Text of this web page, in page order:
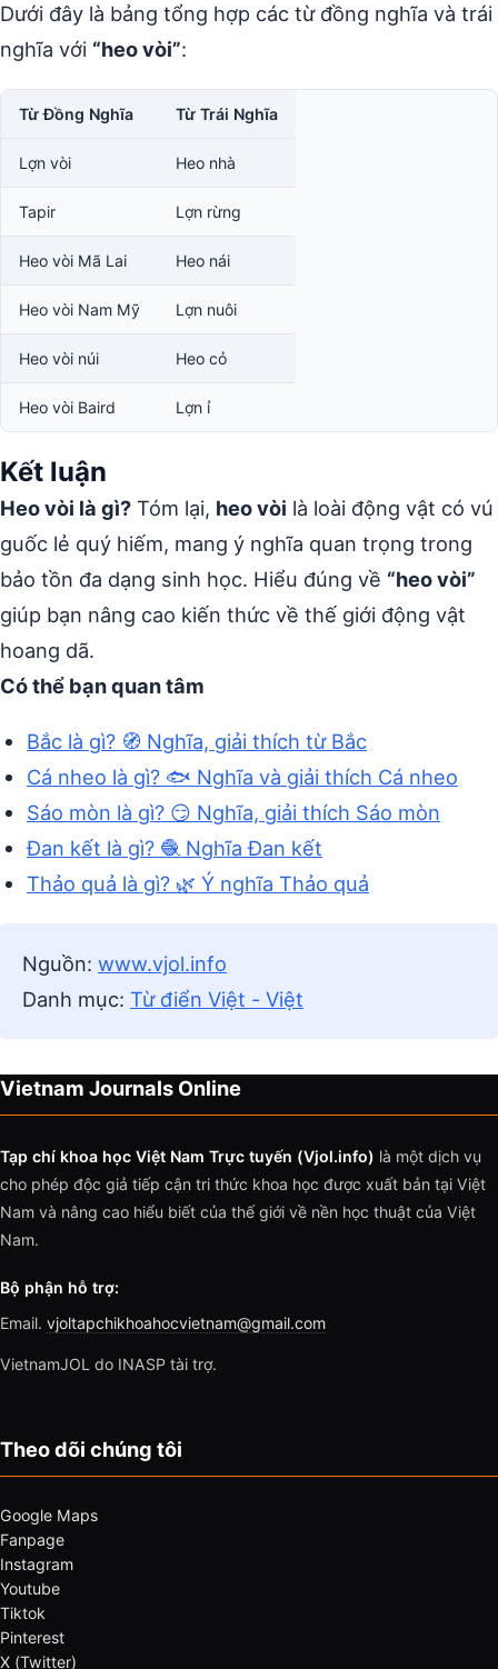
Dưới đây là bảng tổng hợp các từ đồng nghĩa và trái
nghĩa với “heo vòi”:
Từ Đồng Nghĩa Từ Trái Nghĩa
Lợn vòi Heo nhà
Tapir Lợn rừng
Heo vòi Mã Lai Heo nái
Heo vòi Nam Mỹ Lợn nuôi
Heo vòi núi Heo cỏ
Heo vòi Baird Lợn ỉ
Kết luận
Heo vòi là gì? Tóm lại, heo vòi là loài động vật có vú
guốc lẻ quý hiếm, mang ý nghĩa quan trọng trong
bảo tồn đa dạng sinh học. Hiểu đúng về “heo vòi”
giúp bạn nâng cao kiến thức về thế giới động vật
hoang dã.
Có thể bạn quan tâm
Bắc là gì? 🧭 Nghĩa, giải thích từ Bắc
Cá nheo là gì? 🐟 Nghĩa và giải thích Cá nheo
Sáo mòn là gì? 😏 Nghĩa, giải thích Sáo mòn
Đan kết là gì? 🧶 Nghĩa Đan kết
Thảo quả là gì? 🌿 Ý nghĩa Thảo quả
Nguồn: www.vjol.info
Danh mục: Từ điển Việt - Việt
Vietnam Journals Online
Tạp chí khoa học Việt Nam Trực tuyến (Vjol.info) là một dịch vụ
cho phép độc giả tiếp cận tri thức khoa học được xuất bản tại Việt
Nam và nâng cao hiểu biết của thế giới về nền học thuật của Việt
Nam.
Bộ phận hỗ trợ:
Email. vjoltapchikhoahocvietnam@gmail.com
VietnamJOL do INASP tài trợ.
Theo dõi chúng tôi
Google Maps
Fanpage
Instagram
Youtube
Tiktok
Pinterest
X (Twitter)